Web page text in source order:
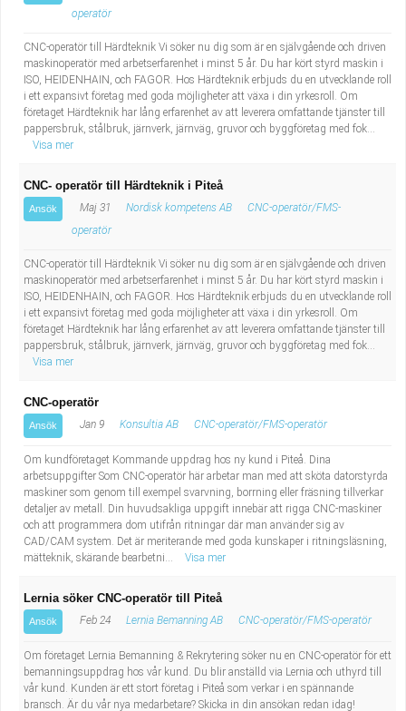
operatör
CNC-operatör till Härdteknik Vi söker nu dig som är en självgående och driven
maskinoperatör med arbetserfarenhet i minst 5 år. Du har kört styrd maskin i
ISO, HEIDENHAIN, och FAGOR. Hos Härdteknik erbjuds du en utvecklande roll
i ett expansivt företag med goda möjligheter att växa i din yrkesroll. Om
företaget Härdteknik har lång erfarenhet av att leverera omfattande tjänster till
pappersbruk, stålbruk, järnverk, järnväg, gruvor och byggföretag med fok...
Visa mer
CNC- operatör till Härdteknik i Piteå
Ansök Maj 31 Nordisk kompetens AB
CNC-operatör/FMS-
operatör
CNC-operatör till Härdteknik Vi söker nu dig som är en självgående och driven
maskinoperatör med arbetserfarenhet i minst 5 år. Du har kört styrd maskin i
ISO, HEIDENHAIN, och FAGOR. Hos Härdteknik erbjuds du en utvecklande roll
i ett expansivt företag med goda möjligheter att växa i din yrkesroll. Om
företaget Härdteknik har lång erfarenhet av att leverera omfattande tjänster till
pappersbruk, stålbruk, järnverk, järnväg, gruvor och byggföretag med fok...
Visa mer
CNC-operatör
Ansök Jan 9 Konsultia AB CNC-operatör/FMS-operatör
Om kundföretaget Kommande uppdrag hos ny kund i Piteå. Dina
arbetsuppgifter Som CNC-operatör här arbetar man med att sköta datorstyrda
maskiner som genom till exempel svarvning, borrning eller fräsning tillverkar
detaljer av metall. Din huvudsakliga uppgift innebär att rigga CNC-maskiner
och att programmera dom utifrån ritningar där man använder sig av
CAD/CAM system. Det är meriterande med goda kunskaper i ritningsläsning,
mätteknik, skärande bearbetni...
Visa mer
Lernia söker CNC-operatör till Piteå
Ansök Feb 24 Lernia Bemanning AB CNC-operatör/FMS-operatör
Om företaget Lernia Bemanning & Rekrytering söker nu en CNC-operatör för ett
bemanningsuppdrag hos vår kund. Du blir anställd via Lernia och uthyrd till
vår kund. Kunden är ett stort företag i Piteå som verkar i en spännande
bransch. Är du vår nya medarbetare? Skicka in din ansökan redan idag!